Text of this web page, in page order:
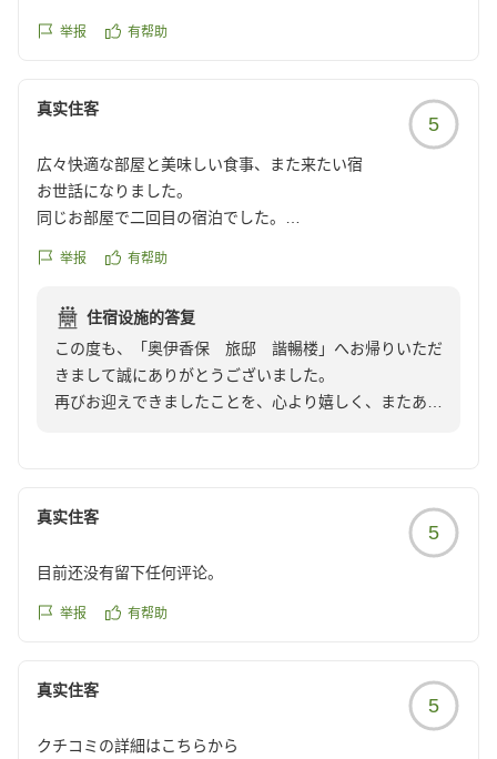
構造的に仕方ないのかもしれませんが、ずっと流したままの
夕食はお魚メインの献立でした。十分楽しめたのですが、お
食事処のWi-Fiが繋がらなかったのが残念でした。
後は洗面所のライトは暗めなのと鏡が遠いので、メイクをす
るのに不便でした。
借りられると便利かなと思いました。
全体的には大満足で、本もゆっくり読めました。
次回は子供が成人した際に伺いたいなと思いました。
https://review.travel.rakuten.co.jp/hotel/voice/80625?
ご様子に、私どもも安堵しております。
ただきましたお声は大切に拝受し、今後の施設づくりや
また、お食事につきましても貴重なご感想をお聞かせい
ただき、ありがとうございます。お客様それぞれのお好
みやご期待に向き合いながら、よりご満足いただけるお
食事を目指してまいります。
いつの日か、お子様のご成人という晴れやかな機会に、
再びお迎えできますことを楽しみにお待ち申し上げてお
ります。その際にも、心安らぐひとときをお過ごしいた
ります。
奥伊香保 旅邸 諧暢楼
举报 有帮助
真实住客
5
広々快適な部屋と美味しい食事、また来たい宿
お世話になりました。
同じお部屋で二回目の宿泊でした。
食事も趣向を凝らしてあり、本当に美味しかったです。
是非また宿泊したいです。
クチコミの詳細はこちらから
https://review.travel.rakuten.co.jp/hotel/voice/80625?
reviewId=33123477329932
举报 有帮助
住宿设施的答复
この度も、「奥伊香保 旅邸 諧暢楼」へお帰りいただ
きまして誠にありがとうございました。
再びお迎えできましたことを、心より嬉しく、またあり
につきましても趣向をお楽しみいただけたとのお言葉を
頂戴し、大変嬉しく拝読いたしました。今回のご滞在
も、心安らぐひとときとなっておりましたなら、何より
すべきところ、行き届かぬ点がございましたことを真摯
に受け止め、今後はより一層細やかな心配りに努めてま
いります。
真实住客
5
目前还没有留下任何评论。
举报 有帮助
真实住客
5
クチコミの詳細はこちらから